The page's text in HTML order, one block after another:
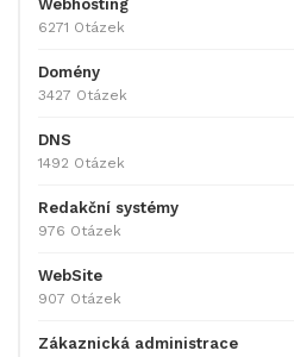
Webhosting
6271 Otázek
Domény
3427 Otázek
DNS
1492 Otázek
Redakční systémy
976 Otázek
WebSite
907 Otázek
Zákaznická administrace